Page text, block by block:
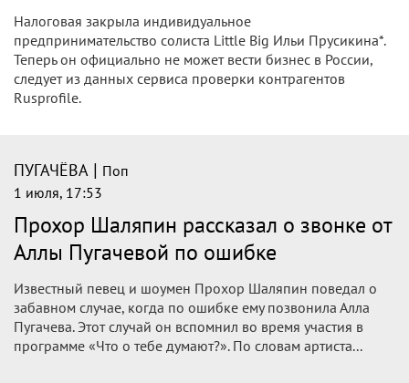
Налоговая закрыла индивидуальное
предпринимательство солиста Little Big Ильи Прусикина*.
Теперь он официально не может вести бизнес в России,
следует из данных сервиса проверки контрагентов
Rusprofile.
ПУГАЧЁВА | Поп
1 июля, 17:53
Прохор Шаляпин рассказал о звонке от
Аллы Пугачевой по ошибке
Известный певец и шоумен Прохор Шаляпин поведал о
забавном случае, когда по ошибке ему позвонила Алла
Пугачева. Этот случай он вспомнил во время участия в
программе «Что о тебе думают?». По словам артиста...